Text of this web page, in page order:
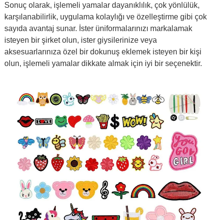
Sonuç olarak, işlemeli yamalar dayanıklılık, çok yönlülük,
karşılanabilirlik, uygulama kolaylığı ve özelleştirme gibi çok
sayıda avantaj sunar. İster üniformalarınızı markalamak
isteyen bir şirket olun, ister giysilerinize veya
aksesuarlarınıza özel bir dokunuş eklemek isteyen bir kişi
olun, işlemeli yamalar dikkate almak için iyi bir seçenektir.